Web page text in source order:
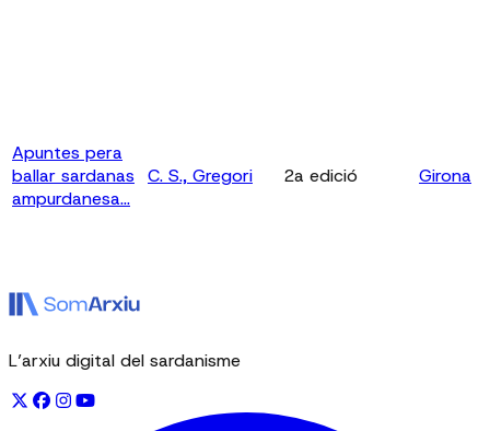
Apuntes pera
ballar sardanas
ampurdanesa...
C. S., Gregori 2a edició Girona
L’arxiu digital del sardanisme